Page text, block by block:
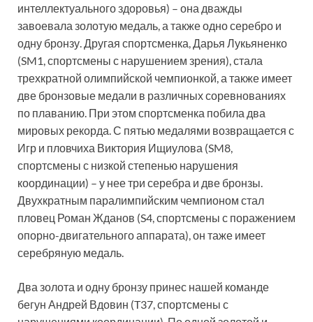
интеллектуального здоровья) – она дважды
завоевала золотую медаль, а также одно серебро и
одну бронзу. Другая спортсменка, Дарья Лукьяненко
(SM1, спортсмены с нарушением зрения), стала
трехкратной олимпийской чемпионкой, а также имеет
две бронзовые медали в различных соревнованиях
по плаванию. При этом спортсменка побила два
мировых рекорда. С пятью медалями возвращается с
Игр и пловчиха Виктория Ищиулова (SM8,
спортсмены с низкой степенью нарушения
координации) – у нее три серебра и две бронзы.
Двухкратным паралимпийским чемпионом стал
пловец Роман Жданов (S4, спортсмены с поражением
опорно-двигательного аппарата), он таже имеет
серебряную медаль.
Два золота и одну бронзу принес нашей команде
бегун Андрей Вдовин (T37, спортсмены с